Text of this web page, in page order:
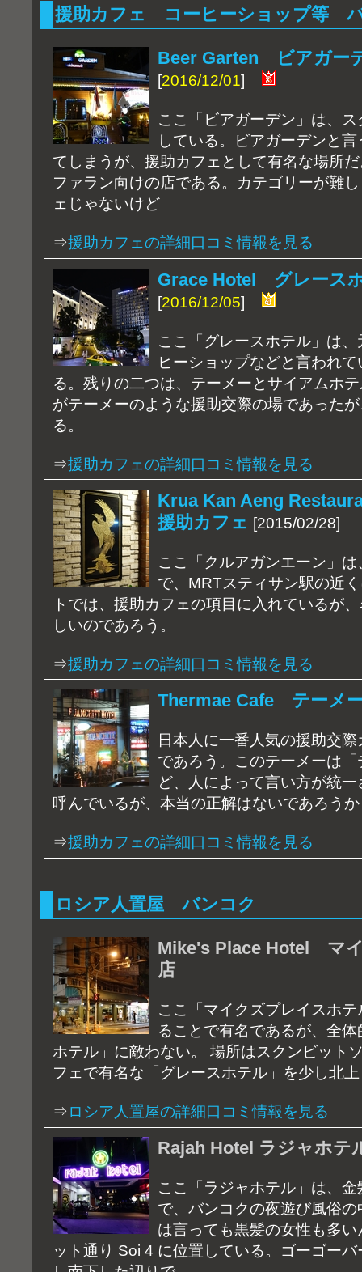
援助カフェ コーヒーショップ等
Beer Garten ビアガー
[2016/12/01]
ここ「ビアガーデン」は、
している。ビアガーデンと
てしまうが、援助カフェとして有名な場所
ファラン向けの店である。カテゴリーが難
ェじゃないけど
⇒援助カフェの詳細口コミ情報を見る
Grace Hotel グレース
[2016/12/05]
ここ「グレースホテル」は
ヒーショップなどと言われ
る。残りの二つは、テーメーとサイアムホ
がテーメーのような援助交際の場であった
る。
⇒援助カフェの詳細口コミ情報を見る
Krua Kan Aeng
援助カフェ [2015/02/28]
ここ「クルアガンエーン」
で、MRTスティサン駅の近
トでは、援助カフェの項目に入れているが
しいのであろう。
⇒援助カフェの詳細口コミ情報を見る
Thermae Cafe テーメ
日本人に一番人気の援助交
であろう。このテーメーは
ど、人によって言い方が統
呼んでいるが、本当の正解はないであろう
⇒援助カフェの詳細口コミ情報を見る
ロシア人置屋 バンコク
Mike's Place Hotel マ
店
ここ「マイクズプレイスホ
ることで有名であるが、全
ホテル」に敵わない。 場所はスクンビット
フェで有名な「グレースホテル」を少し北
⇒ロシア人置屋の詳細口コミ情報を見る
Rajah Hotel ラジャホテ
ここ「ラジャホテル」は、
で、バンコクの夜遊び風俗
は言っても黒髪の女性も多
ット通り Soi 4 に位置している。ゴーゴー